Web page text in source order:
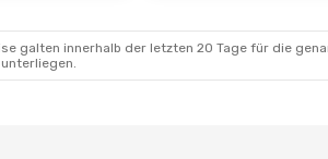
IST - PRG
galten innerhalb der letzten 20 Tage für die